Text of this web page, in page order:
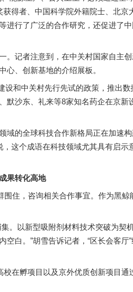
得者、中国科学院外籍院士、北京
进行了广泛的合作研究，还促进了
记者注意到，在中关村国家自主创
心、创新基地的介绍展板。
和中关村先行先试的政策，推出
默沙东、礼来等8家知名药企在京新
的全球科技合作新格局正在加速构
这个成语在科技领域尤其具有启示
果转化高地
，咨询相关合作事宜。作为黑鲸
以新型吸附剂材料技术突破为契
白。”胡雪告诉记者，“区长会客
在孵项目以及京外优质创新项目通